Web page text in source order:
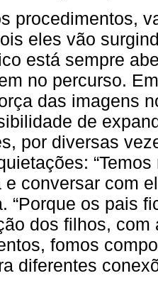
procedimentos,
eles vão
está sempre
no percurso.
das imagens
de
por diversas
e conversar com
“Porque os pais
dos filhos, com
fomos
diferentes